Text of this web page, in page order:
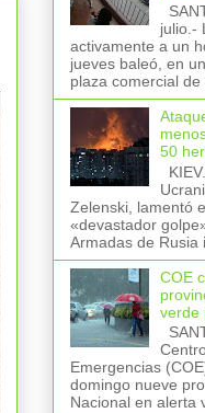
julio.-
activamente a un
jueves baleó, en
plaza comercial de
50
Zelenski, lamentó
«devastador
Armadas de Rusia
COE
verde
Emergencias
domingo nueve
Nacional en alerta